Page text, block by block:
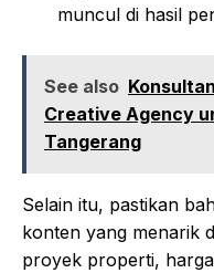
muncul di hasil
See also
Creative Agency
Tangerang
Selain itu, pastikan
konten yang menarik
proyek properti,